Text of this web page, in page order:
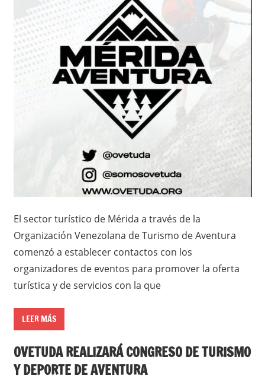
El sector turístico de Mérida a través de la
Organización Venezolana de Turismo de Aventura
comenzó a establecer contactos con los
organizadores de eventos para promover la oferta
turística y de servicios con la que
LEER MÁS
OVETUDA REALIZARÁ CONGRESO DE TURISMO
Y DEPORTE DE AVENTURA